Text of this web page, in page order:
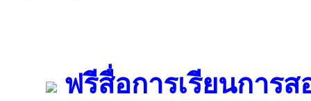
ฟรีสื่อการเรียนการ